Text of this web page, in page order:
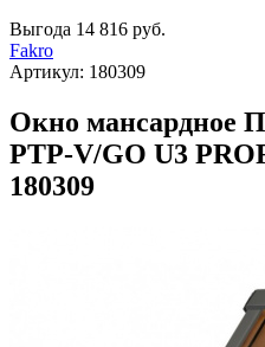
Выгода 14 816 руб.
Fakro
Артикул: 180309
Окно мансардное
PTP-V/GO U3
180309